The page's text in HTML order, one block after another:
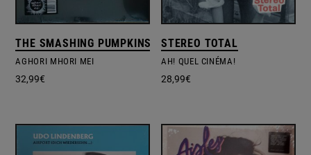
THE SMASHING PUMPKINS
AGHORI MHORI MEI
32,99€
STEREO TOTAL
AH! QUEL CINÉMA!
28,99€